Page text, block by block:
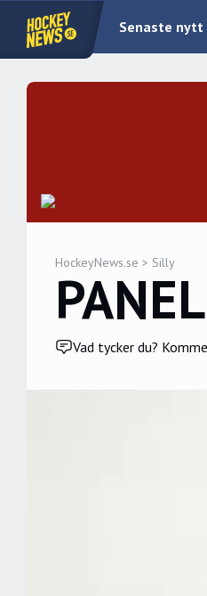
Senaste nytt
HockeyNews.se > Silly
Vad tycker du?